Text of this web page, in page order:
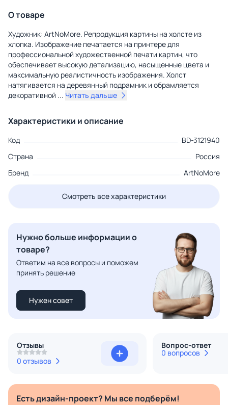
О товаре
Художник: ArtNoMore. Репродукция картины на холсте из
хлопка. Изображение печатается на принтере для
профессиональной художественной печати картин, что
обеспечивает высокую детализацию, насыщенные цвета и
максимальную реалистичность изображения. Холст
натягивается на деревянный подрамник и обрамляется
декоративной ... Читать дальше
Характеристики и описание
Код
BD-3121940
Страна
Россия
Бренд
ArtNoMore
Смотреть все характеристики
Нужно больше информации о
товаре?
Ответим на все вопросы и поможем
принять решение
Нужен совет
Отзывы
0 отзывов
Вопрос-ответ
0 вопросов
Есть дизайн-проект? Мы все подберём!